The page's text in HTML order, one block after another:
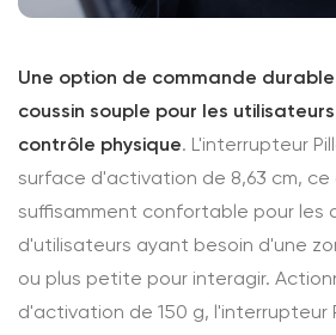
Une option de commande
coussin souple pour les
contrôle physique. L'interrupteur
surface d'activation de 8,63 cm, ce
suffisamment confortable pour les
d'utilisateurs ayant besoin d'une
ou plus petite pour interagir.
d'activation de 150 g, l'interrupteur